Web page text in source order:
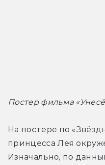
Постер фильма
На постере по
принцесса Лея
Изначально, по